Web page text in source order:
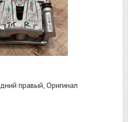
правый, Оригинал